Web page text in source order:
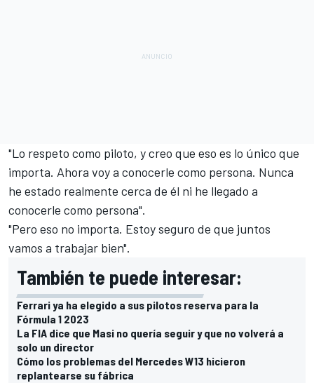
"Lo respeto como piloto, y creo que eso es lo único que
importa. Ahora voy a conocerle como persona. Nunca
he estado realmente cerca de él ni he llegado a
conocerle como persona".
"Pero eso no importa. Estoy seguro de que juntos
vamos a trabajar bien".
También te puede interesar:
Ferrari ya ha elegido a sus pilotos reserva para la
Fórmula 1 2023
La FIA dice que Masi no quería seguir y que no volverá a
solo un director
Cómo los problemas del Mercedes W13 hicieron
replantearse su fábrica